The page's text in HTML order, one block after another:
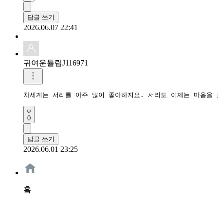
답글 쓰기
2026.06.07 22:41
귀여운튤립J116971
차세계는 서리를 아주 많이 좋아하지요. 서리도 이제는 마음을
0
답글 쓰기
2026.06.01 23:25
홈